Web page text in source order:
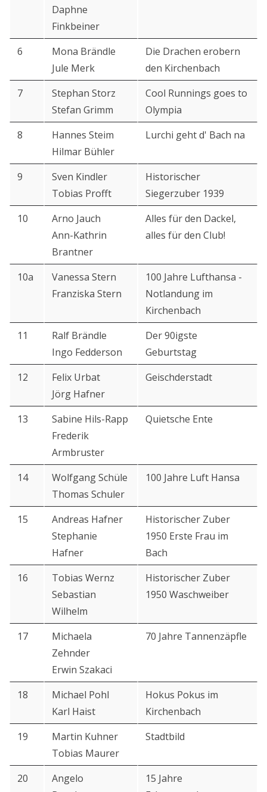
Daphne
Finkbeiner
6
Mona Brändle
Jule Merk
Die Drachen erobern
den Kirchenbach
7
Stephan Storz
Stefan Grimm
Cool Runnings goes to
Olympia
8
Hannes Steim
Hilmar Bühler
Lurchi geht d' Bach na
9
Sven Kindler
Tobias Profft
Historischer
Siegerzuber 1939
10
Arno Jauch
Ann-Kathrin
Brantner
Alles für den Dackel,
alles für den Club!
10a
Vanessa Stern
Franziska Stern
100 Jahre Lufthansa -
Notlandung im
Kirchenbach
11
Ralf Brändle
Ingo Fedderson
Der 90igste
Geburtstag
12
Felix Urbat
Jörg Hafner
Geischderstadt
13
Sabine Hils-Rapp
Frederik
Armbruster
Quietsche Ente
14
Wolfgang Schüle
Thomas Schuler
100 Jahre Luft Hansa
15
Andreas Hafner
Stephanie
Hafner
Historischer Zuber
1950 Erste Frau im
Bach
16
Tobias Wernz
Sebastian
Wilhelm
Historischer Zuber
1950 Waschweiber
17
Michaela
Zehnder
Erwin Szakaci
70 Jahre Tannenzäpfle
18
Michael Pohl
Karl Haist
Hokus Pokus im
Kirchenbach
19
Martin Kuhner
Tobias Maurer
Stadtbild
20
Angelo
15 Jahre